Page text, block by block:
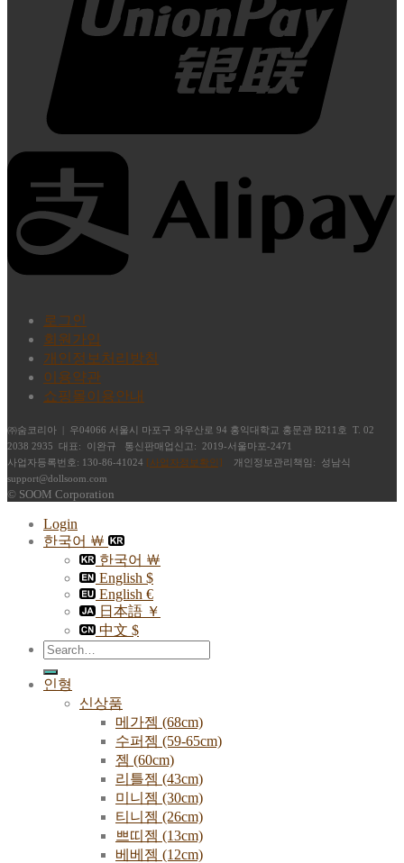
로그인
회원가입
개인정보처리방침
이용약관
쇼핑몰이용안내
㈜숨코리아 | 우04066 서울시 마포구 와우산로 94 홍익대학교 홍문관 B211호 T. 02
2038 2935 대표: 이완규 통신판매업신고: 2019-서울마포-2471
사업자등록번호: 130-86-41024 [사업자정보확인] 개인정보관리책임: 성남식
support@dollsoom.com
© SOOM Corporation
Login
한국어 ￦
한국어 ￦
English $
English €
日本語 ￥
中文 $
Search
for:
인형
신상품
메가젬 (68cm)
수퍼젬 (59-65cm)
젬 (60cm)
리틀젬 (43cm)
미니젬 (30cm)
티니젬 (26cm)
쁘띠젬 (13cm)
베베젬 (12cm)